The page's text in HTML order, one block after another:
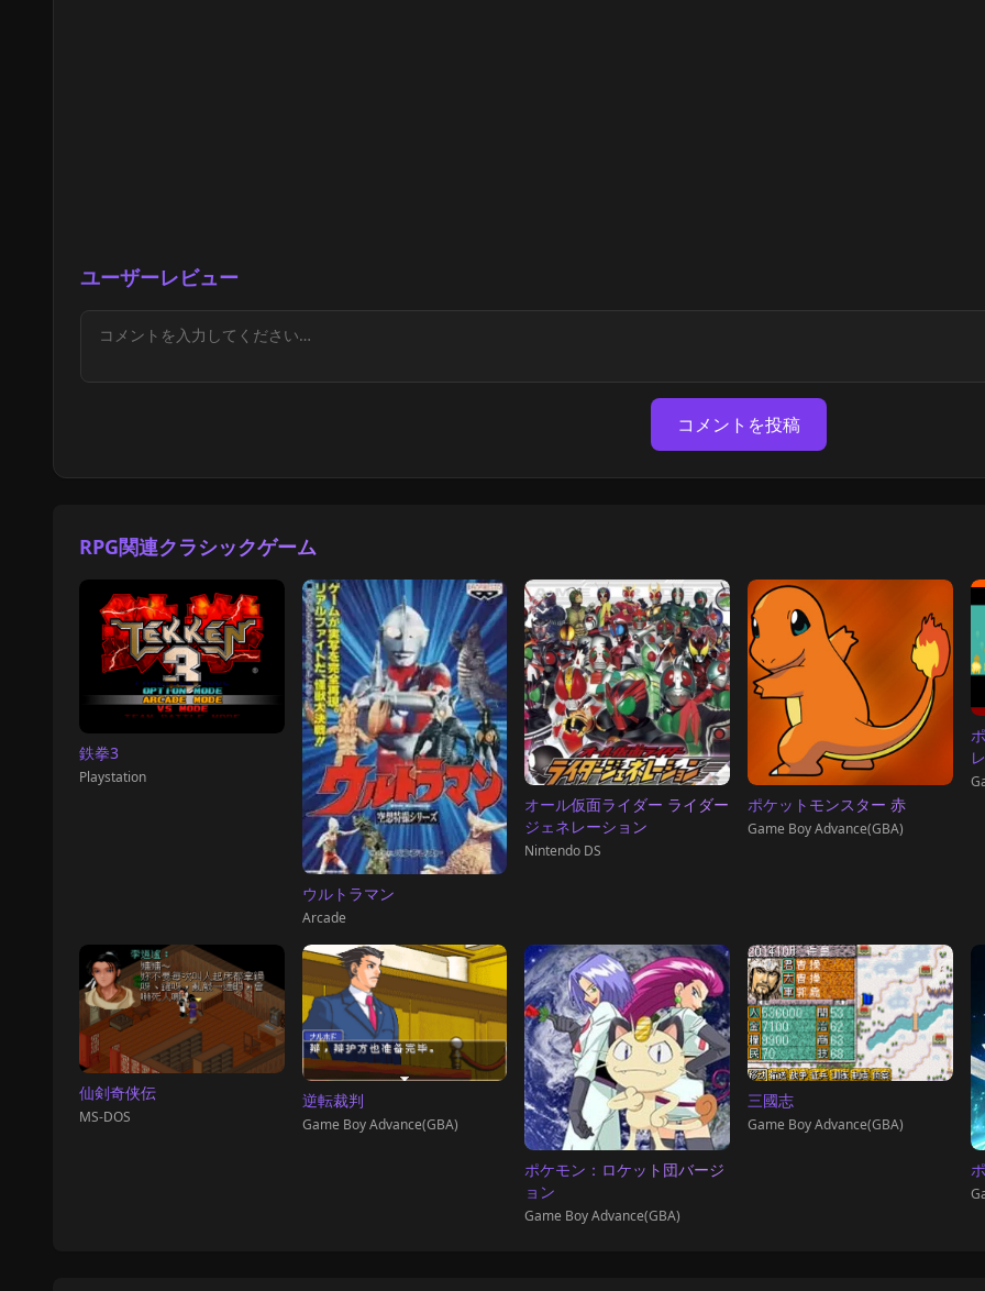
ユーザーレビュー
コメントを投稿
RPG関連クラシックゲーム
鉄拳3
Playstation
ウルトラマン
Arcade
オール仮面ライダー ライダー
ジェネレーション
Nintendo DS
ポケットモンスター 赤
Game Boy Advance(GBA)
仙剣奇侠伝
MS-DOS
逆転裁判
Game Boy Advance(GBA)
ポケモン：ロケット団バージ
ョン
Game Boy Advance(GBA)
三國志
Game Boy Advance(GBA)